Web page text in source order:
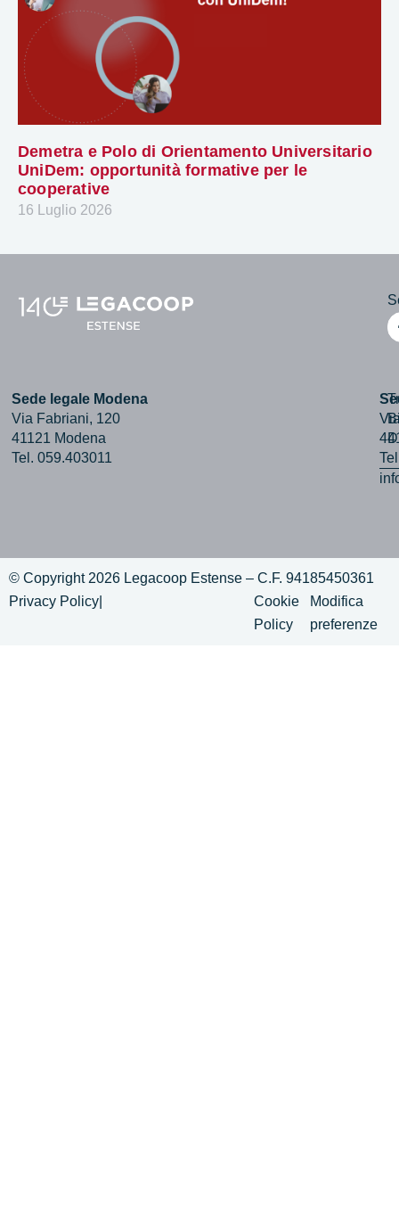
Demetra e Polo di Orientamento Universitario
UniDem: opportunità formative per le
cooperative
16 Luglio 2026
Sede legale Modena
Via Fabriani, 120
41121 Modena
Tel. 059.403011
© Copyright 2026 Legacoop Estense – C.F. 94185450361
Privacy Policy
Cookie
Policy
Modifica
preferenze